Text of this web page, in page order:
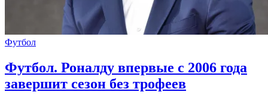
Футбол
Футбол. Роналду впервые с 2006 года
завершит сезон без трофеев